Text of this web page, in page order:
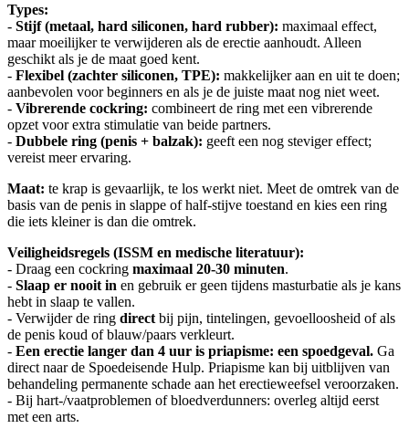
Types:
- Stijf (metaal, hard siliconen, hard rubber): maximaal effect,
maar moeilijker te verwijderen als de erectie aanhoudt. Alleen
geschikt als je de maat goed kent.
- Flexibel (zachter siliconen, TPE): makkelijker aan en uit te doen;
aanbevolen voor beginners en als je de juiste maat nog niet weet.
- Vibrerende cockring: combineert de ring met een vibrerende
opzet voor extra stimulatie van beide partners.
- Dubbele ring (penis + balzak): geeft een nog steviger effect;
vereist meer ervaring.
Maat: te krap is gevaarlijk, te los werkt niet. Meet de omtrek van de
basis van de penis in slappe of half-stijve toestand en kies een ring
die iets kleiner is dan die omtrek.
Veiligheidsregels (ISSM en medische literatuur):
- Draag een cockring maximaal 20-30 minuten.
- Slaap er nooit in en gebruik er geen tijdens masturbatie als je kans
hebt in slaap te vallen.
- Verwijder de ring direct bij pijn, tintelingen, gevoelloosheid of als
de penis koud of blauw/paars verkleurt.
- Een erectie langer dan 4 uur is priapisme: een spoedgeval. Ga
direct naar de Spoedeisende Hulp. Priapisme kan bij uitblijven van
behandeling permanente schade aan het erectieweefsel veroorzaken.
- Bij hart-/vaatproblemen of bloedverdunners: overleg altijd eerst
met een arts.